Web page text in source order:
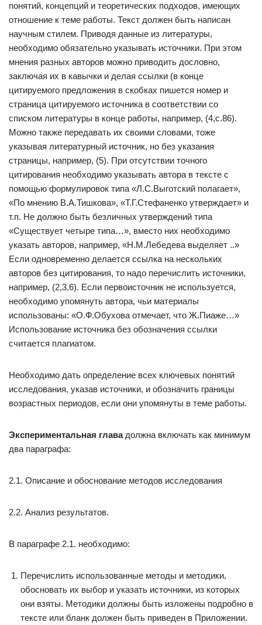
понятий, концепций и теоретических подходов, имеющих
отношение к теме работы. Текст должен быть написан
научным стилем. Приводя данные из литературы,
необходимо обязательно указывать источники. При этом
мнения разных авторов можно приводить дословно,
заключая их в кавычки и делая ссылки (в конце
цитируемого предложения в скобках пишется номер и
страница цитируемого источника в соответствии со
списком литературы в конце работы, например, (4,с.86).
Можно также передавать их своими словами, тоже
указывая литературный источник, но без указания
страницы, например, (5). При отсутствии точного
цитирования необходимо указывать автора в тексте с
помощью формулировок типа «Л.С.Выготский полагает»,
«По мнению В.А.Тишкова», «Т.Г.Стефаненко утверждает» и
т.п. Не должно быть безличных утверждений типа
«Существует четыре типа…», вместо них необходимо
указать авторов, например, «Н.М.Лебедева выделяет ..»
Если одновременно делается ссылка на нескольких
авторов без цитирования, то надо перечислить источники,
например, (2,3,6). Если первоисточник не используется,
необходимо упомянуть автора, чьи материалы
использованы: «О.Ф.Обухова отмечает, что Ж.Пиаже…»
Использование источника без обозначения ссылки
считается плагиатом.
Необходимо дать определение всех ключевых понятий
исследования, указав источники, и обозначить границы
возрастных периодов, если они упомянуты в теме работы.
Экспериментальная главадолжна включать как минимум
два параграфа:
2.1. Описание и обоснование методов исследования
2.2. Анализ результатов.
В параграфе 2.1. необходимо:
Перечислить использованные методы и методики,
обосновать их выбор и указать источники, из которых
они взяты. Методики должны быть изложены подробно в
тексте или бланк должен быть приведен в Приложении.